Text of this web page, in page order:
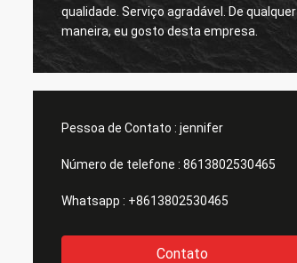
qualidade. Serviço agradável. De qualquer
maneira, eu gosto desta empresa.
Pessoa de Contato : jennifer
Número de telefone : 8613802530465
Whatsapp : +8613802530465
Contato